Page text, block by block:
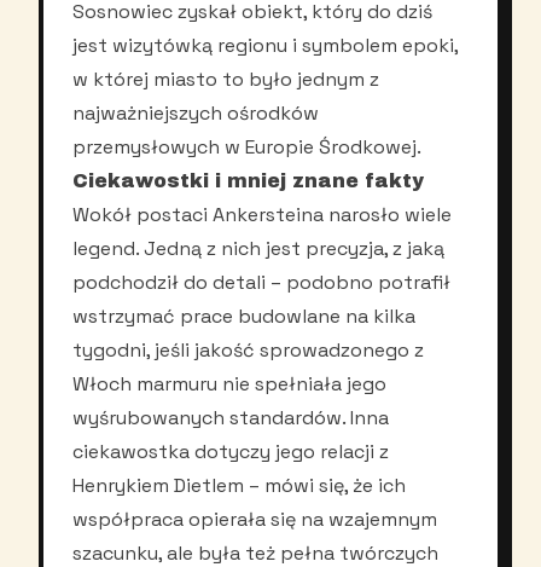
Sosnowiec zyskał obiekt, który do dziś
jest wizytówką regionu i symbolem epoki,
w której miasto to było jednym z
najważniejszych ośrodków
przemysłowych w Europie Środkowej.
Ciekawostki i mniej znane fakty
Wokół postaci Ankersteina narosło wiele
legend. Jedną z nich jest precyzja, z jaką
podchodził do detali – podobno potrafił
wstrzymać prace budowlane na kilka
tygodni, jeśli jakość sprowadzonego z
Włoch marmuru nie spełniała jego
wyśrubowanych standardów. Inna
ciekawostka dotyczy jego relacji z
Henrykiem Dietlem – mówi się, że ich
współpraca opierała się na wzajemnym
szacunku, ale była też pełna twórczych